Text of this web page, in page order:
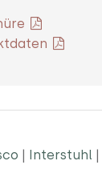
| Interstuhl |